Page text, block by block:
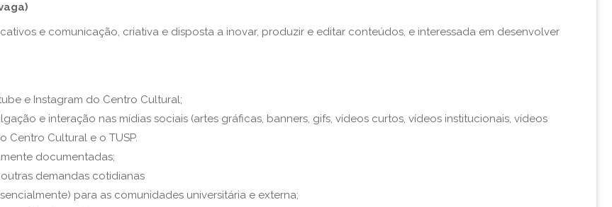
e comunicação, criativa e disposta a inovar, produzir e editar conteúdos, e interessada em desenvolver
e Instagram do Centro Cultural;
e interação nas mídias sociais (artes gráficas, banners, gifs, vídeos curtos, vídeos institucionais, vídeos
Centro Cultural e o TUSP.
documentadas;
outras demandas cotidianas
para as comunidades universitária e externa;